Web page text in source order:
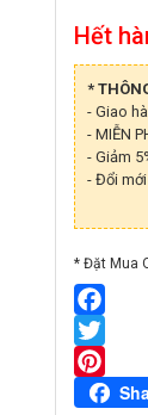
Hết
*
- Giao
- MIỄN
- Giảm
- Đổi
* Đặt Mua
Facebook
Twitter